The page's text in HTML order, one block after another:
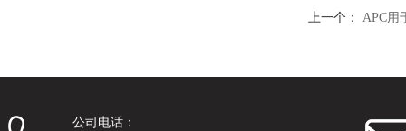
上一个： APC用
公司电话：